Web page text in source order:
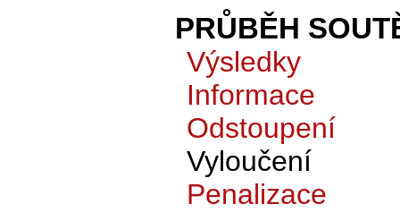
PRŮBĚH
Výsledky
Informace
Odstoupení
Vyloučení
Penalizace